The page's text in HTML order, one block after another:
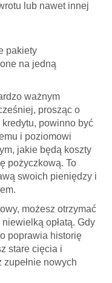
lub nawet innej
pakiety
na jedną
ważnym
prosząc o
powinno być
i poziomowi
jakie będą koszty
pożyczkową. To
swoich pieniędzy i
możesz otrzymać
opłatą. Gdy
poprawia historię
stare cięcia i
zupełnie nowych